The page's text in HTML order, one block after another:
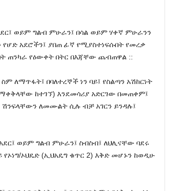
ወይም ግልብ ምሁራን፤ በሳል ወይም ሃቀኛ ምሁራንን
አደሮችን፤ ያበጠ ፊኛ የሚያስተነፍሱበት የመረቃ
ጠንካራ የዕውቀት በትር በእጃቸው ጨብጠዋል ::
ለማጥፋት፤ በባለተረኞች ነን ባይ፤ የስልጣን አሽከርነት
ከተገኘ) እንደመሳሪያ አድርገው በመጠቀም፤
ለመሙልት ሲሉ ብቻ አገርን ይንዳሉ፤
ወይም ግልብ ምሁራን፤ ስብስብ፤ ለህሊናቸው ባደሩ
ኦህዴድ (ኢህአዴግ ቁጥር 2) እቅድ መሆኑን ከወዲሁ